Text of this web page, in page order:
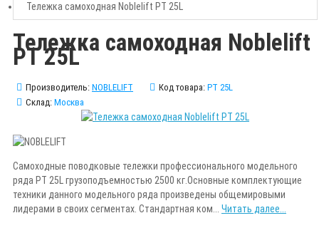
Тележка самоходная Noblelift PT 25L
Тележка самоходная Noblelift
PT 25L
Производитель: NOBLELIFT Код товара: PT 25L
Склад: Москва
Самоходные поводковые тележки профессионального модельного
ряда PT 25L грузоподъемностью 2500 кг.Основные комплектующие
техники данного модельного ряда произведены общемировыми
лидерами в своих сегментах. Стандартная ком... Читать далее...